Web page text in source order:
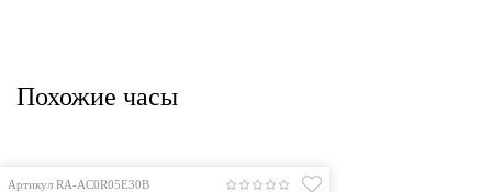
Похожие часы
Артикул RA-AC0R05E30B